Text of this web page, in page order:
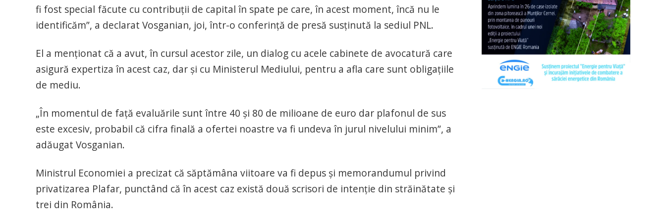
fi fost special făcute cu contribuţii de capital în spate pe care, în acest moment, încă nu le
identificăm”, a declarat Vosganian, joi, într-o conferinţă de presă susţinută la sediul PNL.
El a menţionat că a avut, în cursul acestor zile, un dialog cu acele cabinete de avocatură care
asigură expertiza în acest caz, dar şi cu Ministerul Mediului, pentru a afla care sunt obligaţiile
de mediu.
„În momentul de faţă evaluările sunt între 40 şi 80 de milioane de euro dar plafonul de sus
este excesiv, probabil că cifra finală a ofertei noastre va fi undeva în jurul nivelului minim”, a
adăugat Vosganian.
Ministrul Economiei a precizat că săptămâna viitoare va fi depus şi memorandumul privind
privatizarea Plafar, punctând că în acest caz există două scrisori de intenţie din străinătate şi
trei din România.